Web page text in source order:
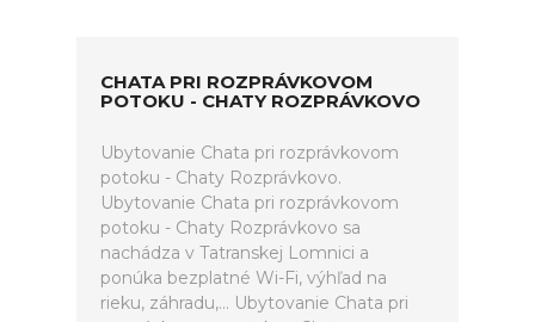
CHATA PRI ROZPRÁVKOVOM
POTOKU - CHATY ROZPRÁVKOVO
Ubytovanie Chata pri rozprávkovom
potoku - Chaty Rozprávkovo.
Ubytovanie Chata pri rozprávkovom
potoku - Chaty Rozprávkovo sa
nachádza v Tatranskej Lomnici a
ponúka bezplatné Wi-Fi, výhľad na
rieku, záhradu,... Ubytovanie Chata pri